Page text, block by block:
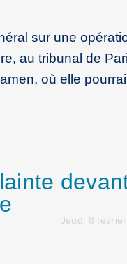
sur une
au tribunal de
où elle
Jeudi 8